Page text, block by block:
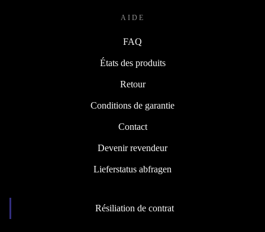
AIDE
FAQ
États des produits
Retour
Conditions de garantie
Contact
Devenir revendeur
Lieferstatus abfragen
Résiliation de contrat